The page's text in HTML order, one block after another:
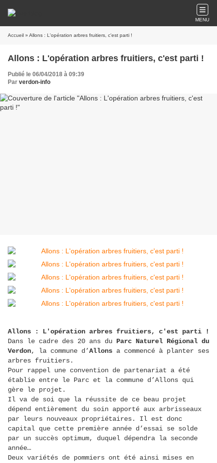
MENU
Accueil » Allons : L'opération arbres fruitiers, c'est parti !
Allons : L'opération arbres fruitiers, c'est parti !
Publié le 06/04/2018 à 09:39
Par verdon-info
Allons : L'opération arbres fruitiers, c'est parti !
Dans le cadre des 20 ans du Parc Naturel Régional du
Verdon, la commune d’Allons a commencé à planter ses
arbres fruitiers.
Pour rappel une convention de partenariat a été
établie entre le Parc et la commune d’Allons qui
gère le projet.
Il va de soi que la réussite de ce beau projet
dépend entièrement du soin apporté aux arbrisseaux
par leurs nouveaux propriétaires. Il est donc
capital que cette première année d’essai se solde
par un succès optimum, duquel dépendra la seconde
année…
Deux variétés de pommiers ont été ainsi mises en